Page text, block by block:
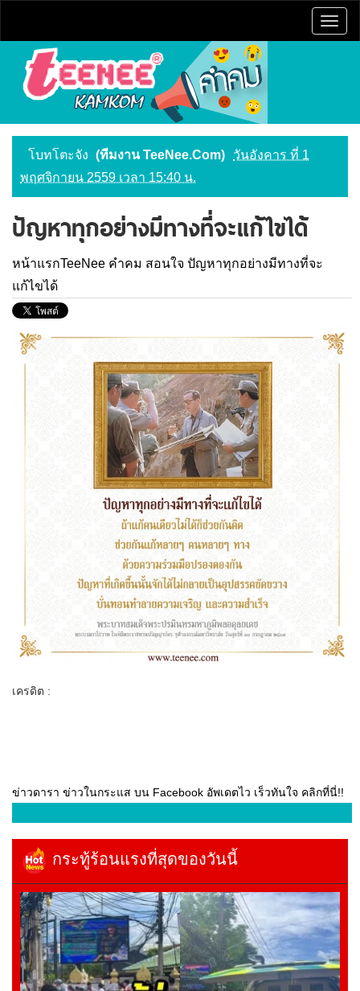
โบทโตะจัง (ทีมงาน TeeNee.Com)
วันอังคาร ที่ 1
พฤศจิกายน 2559 เวลา 15:40 น.
ปัญหาทุกอย่างมีทางที่จะแก้ไขได้
หน้าแรกTeeNee คำคม สอนใจ ปัญหาทุกอย่างมีทางที่จะ
แก้ไขได้
เครดิต :
ข่าวดารา ข่าวในกระแส บน Facebook อัพเดตไว เร็วทันใจ คลิกที่นี่!!
กระทู้ร้อนแรงที่สุดของวันนี้